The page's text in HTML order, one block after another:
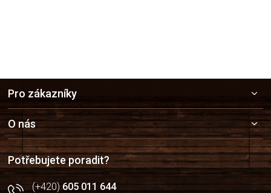
a
t
í
Pro zákazníky
O nás
Potřebujete poradit?
(+420)605 011 644